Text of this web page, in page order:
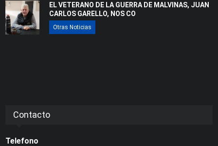
EL VETERANO DE LA GUERRA DE MALVINAS, JUAN
CARLOS GARELLO, NOS CO
Otras Noticias
Contacto
Telefono